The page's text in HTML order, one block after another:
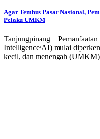
Agar Tembus Pasar Nasional,
Pelaku UMKM
Tanjungpinang –
Intelligence/AI) mulai
kecil, dan menengah